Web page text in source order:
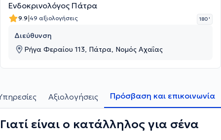
Ενδοκρινολόγος Πάτρα
9.9|49 αξιολογήσεις 180 '
Διεύθυνση
Ρήγα Φεραίου 113, Πάτρα, Νομός Αχαΐας
Αξιολογήσεις Πρόσβαση και επικοινωνία
Γιατί είναι ο κατάλληλος για σένα